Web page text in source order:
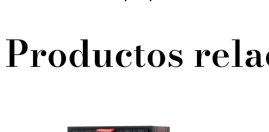
Productos